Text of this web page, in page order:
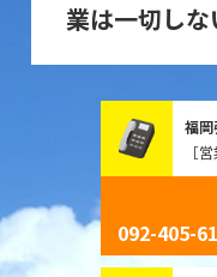
業は一切しな
福岡
［
092-405-